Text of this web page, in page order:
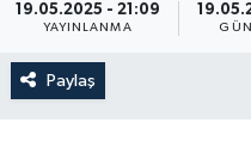
19.05.2025 - 21:09
YAYINLANMA
Paylaş
Haber Arşivi